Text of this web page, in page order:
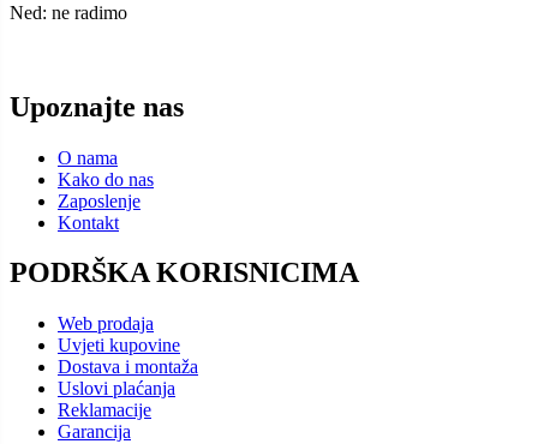
Ned: ne radimo
Upoznajte nas
O nama
Kako do nas
Zaposlenje
Kontakt
PODRŠKA KORISNICIMA
Web prodaja
Uvjeti kupovine
Dostava i montaža
Uslovi plaćanja
Reklamacije
Garancija